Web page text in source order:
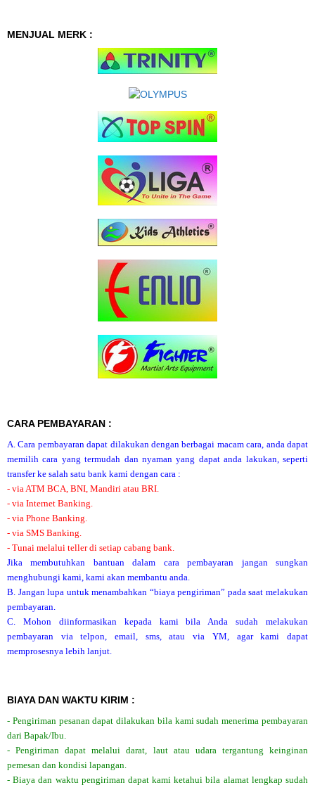
MENJUAL MERK :
CARA PEMBAYARAN :
A. Cara pembayaran dapat dilakukan dengan berbagai macam cara, anda dapat
memilih cara yang termudah dan nyaman yang dapat anda lakukan, seperti
transfer ke salah satu bank kami dengan cara :
- via ATM BCA, BNI, Mandiri atau BRI.
- via Internet Banking.
- via Phone Banking.
- via SMS Banking.
- Tunai melalui teller di setiap cabang bank.
Jika membutuhkan bantuan dalam cara pembayaran jangan sungkan
menghubungi kami, kami akan membantu anda.
B. Jangan lupa untuk menambahkan “biaya pengiriman” pada saat melakukan
pembayaran.
C. Mohon diinformasikan kepada kami bila Anda sudah melakukan
pembayaran via telpon, email, sms, atau via YM, agar kami dapat
memprosesnya lebih lanjut.
BIAYA DAN WAKTU KIRIM :
- Pengiriman pesanan dapat dilakukan bila kami sudah menerima pembayaran
dari Bapak/Ibu.
- Pengiriman dapat melalui darat, laut atau udara tergantung keinginan
pemesan dan kondisi lapangan.
- Biaya dan waktu pengiriman dapat kami ketahui bila alamat lengkap sudah